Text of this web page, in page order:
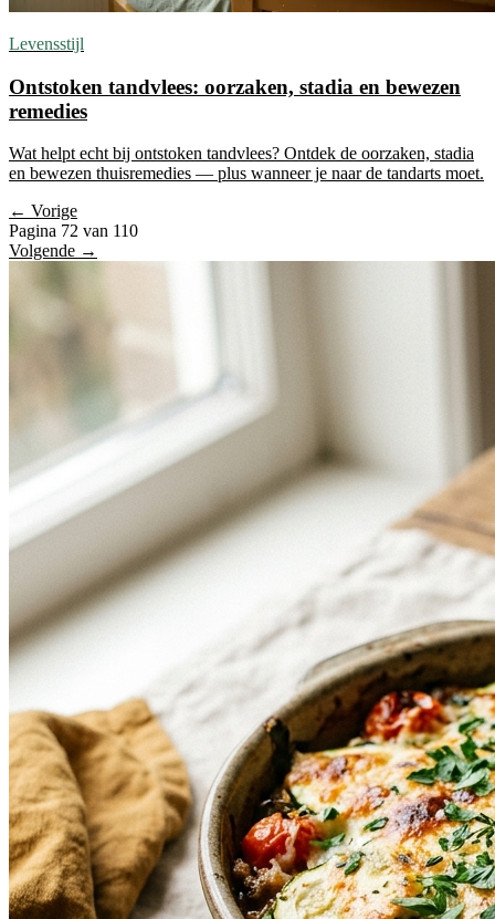
Levensstijl
Ontstoken tandvlees: oorzaken, stadia en bewezen
remedies
Wat helpt echt bij ontstoken tandvlees? Ontdek de oorzaken, stadia
en bewezen thuisremedies — plus wanneer je naar de tandarts moet.
← Vorige
Pagina 72 van 110
Volgende →